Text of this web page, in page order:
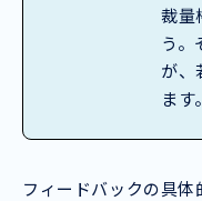
裁量
う。
が、
ます。
フィードバックの具